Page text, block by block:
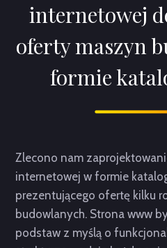
internetowej
oferty maszyn
formie
Zlecono nam
internetowej w formie
prezentującego ofertę kilku
budowlanych. Strona www
podstaw z myślą o